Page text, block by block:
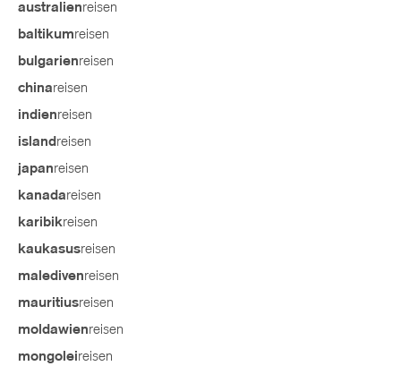
australienreisen
baltikumreisen
bulgarienreisen
chinareisen
indienreisen
island reisen
japanreisen
kanadareisen
karibikreisen
kaukasusreisen
maledivenreisen
mauritiusreisen
moldawienreisen
mongoleireisen